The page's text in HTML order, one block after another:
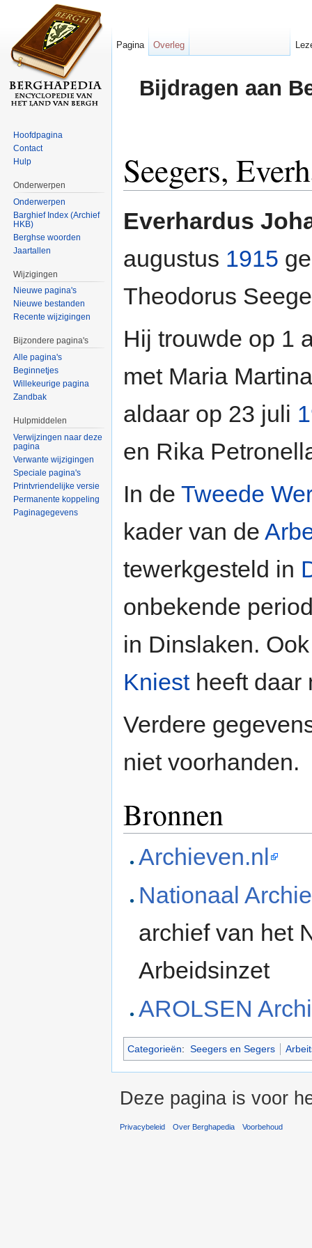
Bijdragen aan
Seegers,
Everhardus
augustus 1915
Theodorus
Hij trouwde op 1
met Maria
aldaar op 23 juli
en Rika
In de Tweede
kader van de
tewerkgesteld in
onbekende
in Dinslaken.
Kniestheeft daar
Verdere
niet voorhanden.
Bronnen
Archieven.nl
Nationaal
archief van het
Arbeidsinzet
AROLSEN
Categorieën: Seegers en Segers
Pagina Overleg
Hoofdpagina
Contact
Hulp
Onderwerpen
Onderwerpen
Barghief Index (Archief
HKB)
Berghse woorden
Jaartallen
Wijzigingen
Nieuwe pagina's
Nieuwe bestanden
Recente wijzigingen
Bijzondere pagina's
Alle pagina's
Beginnetjes
Willekeurige pagina
Zandbak
Hulpmiddelen
Verwijzingen naar deze
pagina
Verwante wijzigingen
Speciale pagina's
Printvriendelijke versie
Permanente koppeling
Paginagegevens
Deze pagina is voor
Privacybeleid Over Berghapedia Voorbehoud